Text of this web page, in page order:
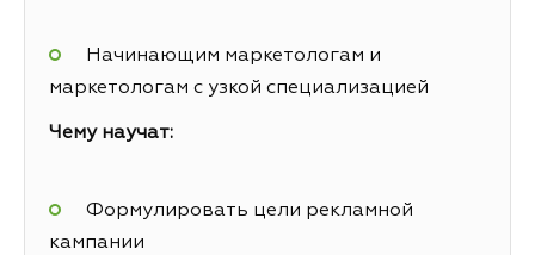
Начинающим маркетологам и
маркетологам с узкой специализацией
Чему научат:
Формулировать цели рекламной
кампании